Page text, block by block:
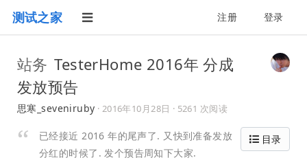
测试之家 注册 登录
站务 TesterHome 2016年 分成
发放预告
思寒_seveniruby · 2016年10月28日 · 5261 次阅读
目录
已经接近 2016 年的尾声了. 又快到准备发放
分红的时候了. 发个预告周知下大家.